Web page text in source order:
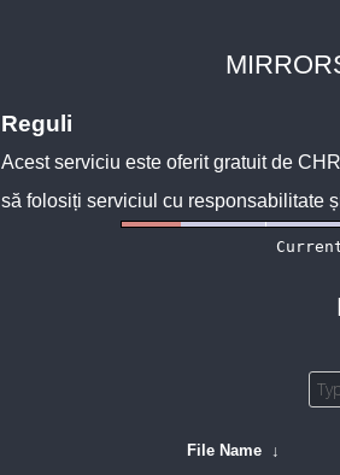
Reguli
Acest serviciu este oferit gratuit de
să folosiți serviciul cu responsabilitate
File Name ↓